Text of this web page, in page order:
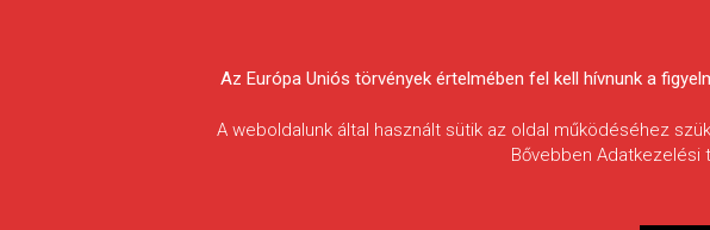
Körösvidéki Horgász
Egyesületek
Az Európa Uniós törvények értelmében fel kell hívnunk a
A weboldalunk által használt sütik az oldal működéséhez
Bővebben Adatkezelési